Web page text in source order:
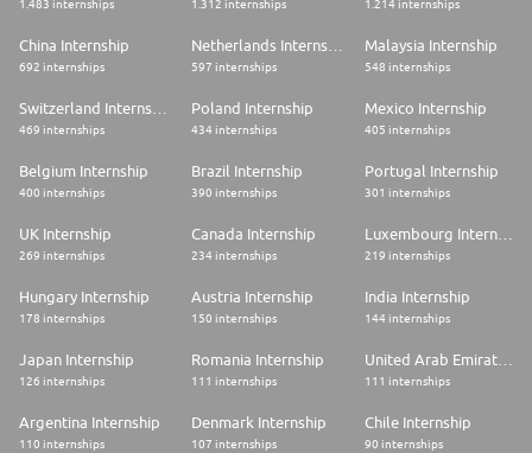
* Freude am Umgang mit Menschen und ausgeprägten Teamgeist
* Hohe Lernbereitschaft und Offenheit für Neues
* Interesse an der Finanzwelt, am Arbeiten mit KI & modernen digitalen
Vielleicht studierst du bereits und merkst, dass dir der Praxisbezug fehlt?
Oder du hast erste Erfahrungen im Verkauf oder in kundenorientierten
Erfahrungen zu den Fähigkeiten passen, die wir suchen.
September. Bitte beachte, dass du dich pro Jahr nur für ein Startdatum
und eine Region bewerben kannst
1.483 internships 1.312 internships 1.214 internships
China Internship
692 internships 597 internships
Malaysia Internship
548 internships
469 internships
Poland Internship
434 internships
Mexico Internship
405 internships
Belgium Internship
400 internships
Brazil Internship
390 internships
Portugal Internship
301 internships
UK Internship
269 internships
Canada Internship
234 internships
Luxembourg Internship
219 internships
Hungary Internship
178 internships
Austria Internship
150 internships
India Internship
144 internships
Japan Internship
126 internships
Romania Internship
111 internships
United Arab Emirates Internship
111 internships
Argentina Internship
110 internships
Denmark Internship
107 internships
Chile Internship
90 internships